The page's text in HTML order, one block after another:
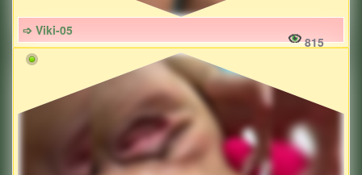
➩ Viki-05
815